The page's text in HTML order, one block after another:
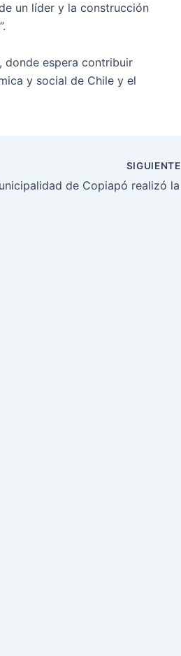
un líder y la construcción
donde espera contribuir
y social de Chile y el
SIGUIENTE